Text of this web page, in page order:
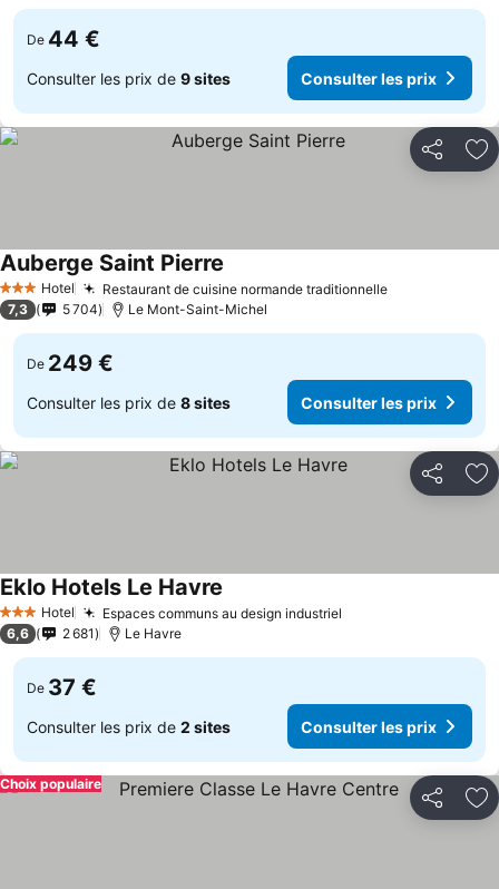
De 44 €
Consulter les prix de 9 sites Consulter les prix
Partager
3 ÉtoilesHotel Restaurant de cuisine normande traditionnelle
Auberge Saint Pierre
7,3 5 704 Le Mont-Saint-Michel
De 249 €
Consulter les prix de 8 sites Consulter les prix
Partager
3 ÉtoilesHotel Espaces communs au design industriel
Eklo Hotels Le Havre
6,6 2 681 Le Havre
De 37 €
Consulter les prix de 2 sites Consulter les prix
Partager
Choix populaire